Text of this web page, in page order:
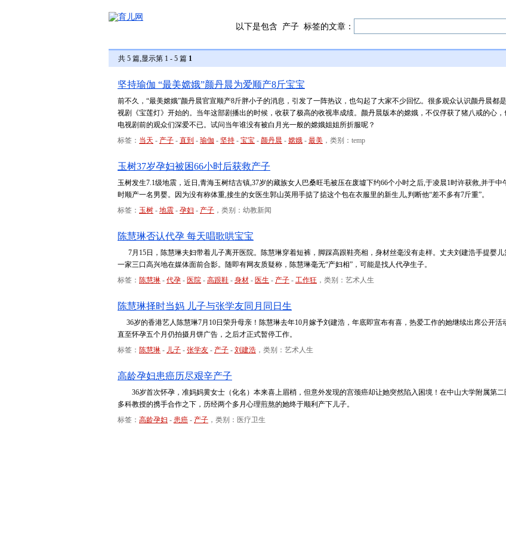
以下是包含 产子 标签的文章：
共 5 篇,显示第 1 - 5 篇 1
坚持瑜伽 “最美嫦娥”颜丹晨为爱顺产8斤宝宝
前不久，“最美嫦娥”颜丹晨官宣顺产8斤胖小子的消息，引发了一阵热议，也勾起了大家不少回忆。很多观众认识颜丹晨都
视剧《宝莲灯》开始的。当年这部剧播出的时候，收获了极高的收视率成绩。颜丹晨版本的嫦娥，不仅俘获了猪八戒的心，
电视剧前的观众们深爱不已。试问当年谁没有被白月光一般的嫦娥姐姐所折服呢？
标签： 当天 - 产子 - 直到 - 瑜伽 - 坚持 - 宝宝 - 颜丹晨 - 嫦娥 - 最美 ，类别：temp
玉树37岁孕妇被困66小时后获救产子
玉树发生7.1级地震，近日,青海玉树结古镇,37岁的藏族女人巴桑旺毛被压在废墟下约66个小时之后,于凌晨1时许获救,并于中
时顺产一名男婴。因为没有称体重,接生的女医生郭山英用手掂了掂这个包在衣服里的新生儿,判断他“差不多有7斤重”。
标签： 玉树 - 地震 - 孕妇 - 产子 ，类别：幼教新闻
陈慧琳否认代孕 每天唱歌哄宝宝
7月15日，陈慧琳夫妇带着儿子离开医院。陈慧琳穿着短裤，脚踩高跟鞋亮相，身材丝毫没有走样。丈夫刘建浩手提婴儿
一家三口高兴地在媒体面前合影。随即有网友质疑称，陈慧琳毫无“产妇相”，可能是找人代孕生子。
标签： 陈慧琳 - 代孕 - 医院 - 高跟鞋 - 身材 - 医生 - 产子 - 工作狂 ，类别：艺术人生
陈慧琳择时当妈 儿子与张学友同月同日生
36岁的香港艺人陈慧琳7月10日荣升母亲！陈慧琳去年10月嫁予刘建浩，年底即宣布有喜，热爱工作的她继续出席公开活
直至怀孕五个月仍拍摄月饼广告，之后才正式暂停工作。
标签： 陈慧琳 - 儿子 - 张学友 - 产子 - 刘建浩 ，类别：艺术人生
高龄孕妇患癌历尽艰辛产子
36岁首次怀孕，准妈妈黄女士（化名）本来喜上眉梢，但意外发现的宫颈癌却让她突然陷入困境！在中山大学附属第二
多科教授的携手合作之下，历经两个多月心理煎熬的她终于顺利产下儿子。
标签： 高龄孕妇 - 患癌 - 产子 ，类别：医疗卫生